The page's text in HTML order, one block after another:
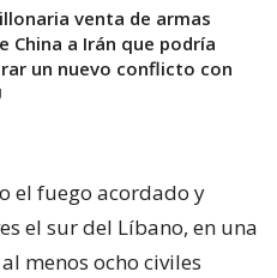
venta de armas
China a Irán que podría
un nuevo conflicto con
el fuego acordado y
el sur del Líbano, en una
menos ocho civiles